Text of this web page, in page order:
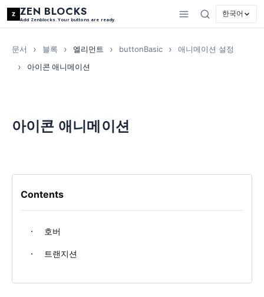
ZEN BLOCKS
Add Zenblocks. Your buttons are ready.
한국어
문서 블록 엘리먼트 buttonBasic
애니메이션 설정
아이콘 애니메이션
아이콘 애니메이션
Contents
호버
트랜지션